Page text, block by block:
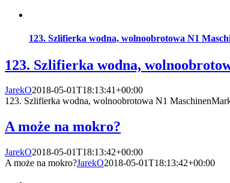
123. Szlifierka wodna, wolnoobrotowa N1
123. Szlifierka wodna,
JarekO2018-05-01T18:13:41+00:00
123. Szlifierka wodna, wolnoobrotowa N1
A może na mokro?
JarekO2018-05-01T18:13:42+00:00
A może na mokro?JarekO2018-05-01T18:13:42+00:00